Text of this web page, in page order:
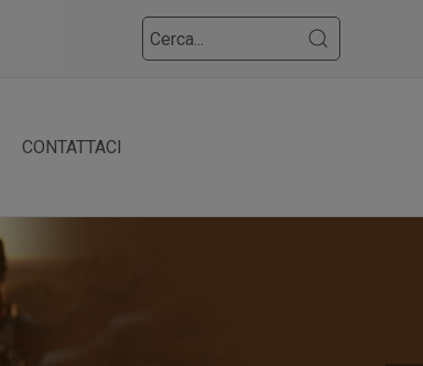
CONTATTACI